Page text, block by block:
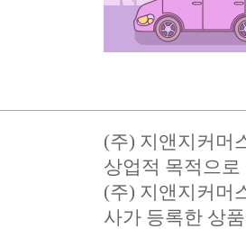
(주) 지앤지커머
상업적 목적으
(주) 지앤지커머
사가 등록한 상